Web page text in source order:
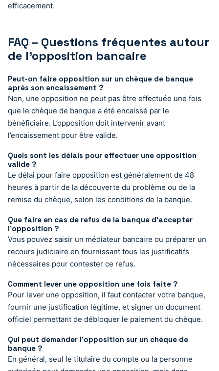
efficacement.
FAQ – Questions fréquentes autour
de l’opposition bancaire
Peut-on faire opposition sur un chèque de banque
après son encaissement ?
Non, une opposition ne peut pas être effectuée une fois
que le chèque de banque a été encaissé par le
bénéficiaire. L’opposition doit intervenir avant
l’encaissement pour être valide.
Quels sont les délais pour effectuer une opposition
valide ?
Le délai pour faire opposition est généralement de 48
heures à partir de la découverte du problème ou de la
remise du chèque, selon les conditions de la banque.
Que faire en cas de refus de la banque d’accepter
l’opposition ?
Vous pouvez saisir un médiateur bancaire ou préparer un
recours judiciaire en fournissant tous les justificatifs
nécessaires pour contester ce refus.
Comment lever une opposition une fois faite ?
Pour lever une opposition, il faut contacter votre banque,
fournir une justification légitime, et signer un document
officiel permettant de débloquer le paiement du chèque.
Qui peut demander l’opposition sur un chèque de
banque ?
En général, seul le titulaire du compte ou la personne